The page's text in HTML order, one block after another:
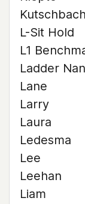
Kutschbach
L-Sit Hold
L1
Ladder
Lane
Larry
Laura
Ledesma
Lee
Leehan
Liam